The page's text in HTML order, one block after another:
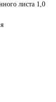
листа 1,0